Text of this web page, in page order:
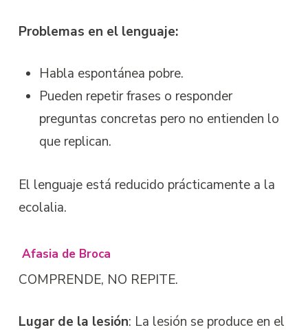
Problemas en el lenguaje:
Habla espontánea pobre.
Pueden repetir frases o responder
preguntas concretas pero no entienden lo
que replican.
El lenguaje está reducido prácticamente a la
ecolalia.
Afasia de Broca
COMPRENDE, NO REPITE.
Lugar de la lesión: La lesión se produce en el